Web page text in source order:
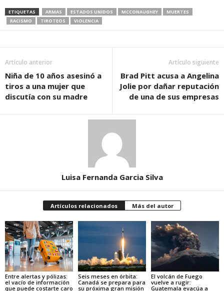
ETIQUETAS ARMAS ESTADOS UNIDOS MCCONAUGHEY
MUERTES
RACISMO
TIROTEOS VIOLENCIA
Artículo anterior
Niña de 10 años asesinó a
tiros a una mujer que
discutía con su madre
Artículo siguiente
Brad Pitt acusa a Angelina
Jolie por dañar reputación
de una de sus empresas
Luisa Fernanda Garcia Silva
Artículos relacionados Más del autor
Entre alertas y pólizas:
el vacío de información
que puede costarte caro
Seis meses en órbita:
Canadá se prepara para
su próxima gran misión
El volcán de Fuego
vuelve a rugir:
Guatemala evacúa a